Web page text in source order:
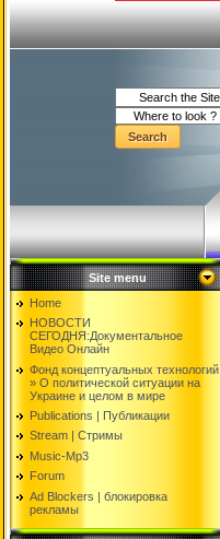
Site menu
Home
НОВОСТИ
СЕГОДНЯ:Документальнoе
Видео Oнлайн
Фонд концептуальных технологий
» O политической ситуации на
Украине и целом в мире
Publications | Публикации
Stream | Стримы
Music-Mp3
Forum
Ad Blockers | блокировкa
рекламы